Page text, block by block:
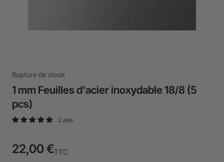
Rupture de stock
1 mm Feuilles d'acier inoxydable 18/8 (5
pcs)
2 avis
22,00 €TTC